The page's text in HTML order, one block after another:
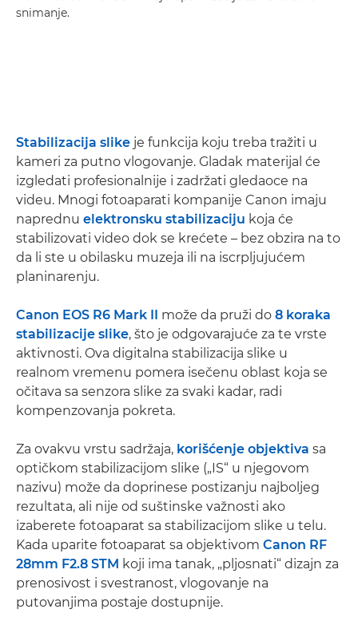
snimanje.
Stabilizacija slike je funkcija koju treba tražiti u
kameri za putno vlogovanje. Gladak materijal će
izgledati profesionalnije i zadržati gledaoce na
videu. Mnogi fotoaparati kompanije Canon imaju
naprednu elektronsku stabilizaciju koja će
stabilizovati video dok se krećete – bez obzira na to
da li ste u obilasku muzeja ili na iscrpljujućem
planinarenju.
Canon EOS R6 Mark II može da pruži do 8 koraka
stabilizacije slike, što je odgovarajuće za te vrste
aktivnosti. Ova digitalna stabilizacija slike u
realnom vremenu pomera isečenu oblast koja se
očitava sa senzora slike za svaki kadar, radi
kompenzovanja pokreta.
Za ovakvu vrstu sadržaja, korišćenje objektiva sa
optičkom stabilizacijom slike („IS“ u njegovom
nazivu) može da doprinese postizanju najboljeg
rezultata, ali nije od suštinske važnosti ako
izaberete fotoaparat sa stabilizacijom slike u telu.
Kada uparite fotoaparat sa objektivom Canon RF
28mm F2.8 STM koji ima tanak, „pljosnati“ dizajn za
prenosivost i svestranost, vlogovanje na
putovanjima postaje dostupnije.